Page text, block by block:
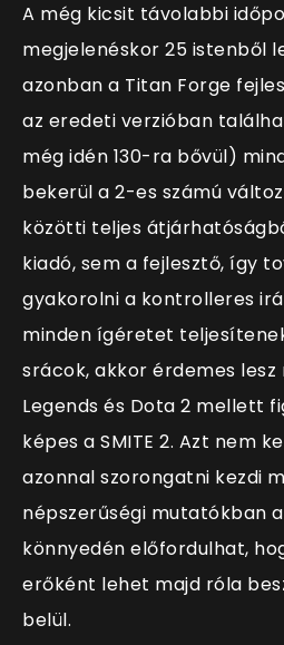
A még kicsit távolabbi
megjelenéskor 25 istenből
azonban a Titan Forge
az eredeti verzióban
még idén 130-ra bővül)
bekerül a 2-es számú
közötti teljes
kiadó, sem a fejlesztő, így
gyakorolni a kontrolleres
minden ígéretet
srácok, akkor érdemes lesz
Legends és Dota 2 mellett
képes a SMITE 2. Azt nem
azonnal szorongatni kezdi
népszerűségi mutatókban
könnyedén előfordulhat,
erőként lehet majd róla
belül.